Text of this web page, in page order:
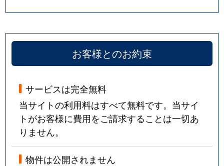
お客様とのお約束
サービスは完全無料
当サイトの利用料はすべて無料です。当サイ
トがお客様に費用をご請求することは一切あ
りません。
物件は公開されません